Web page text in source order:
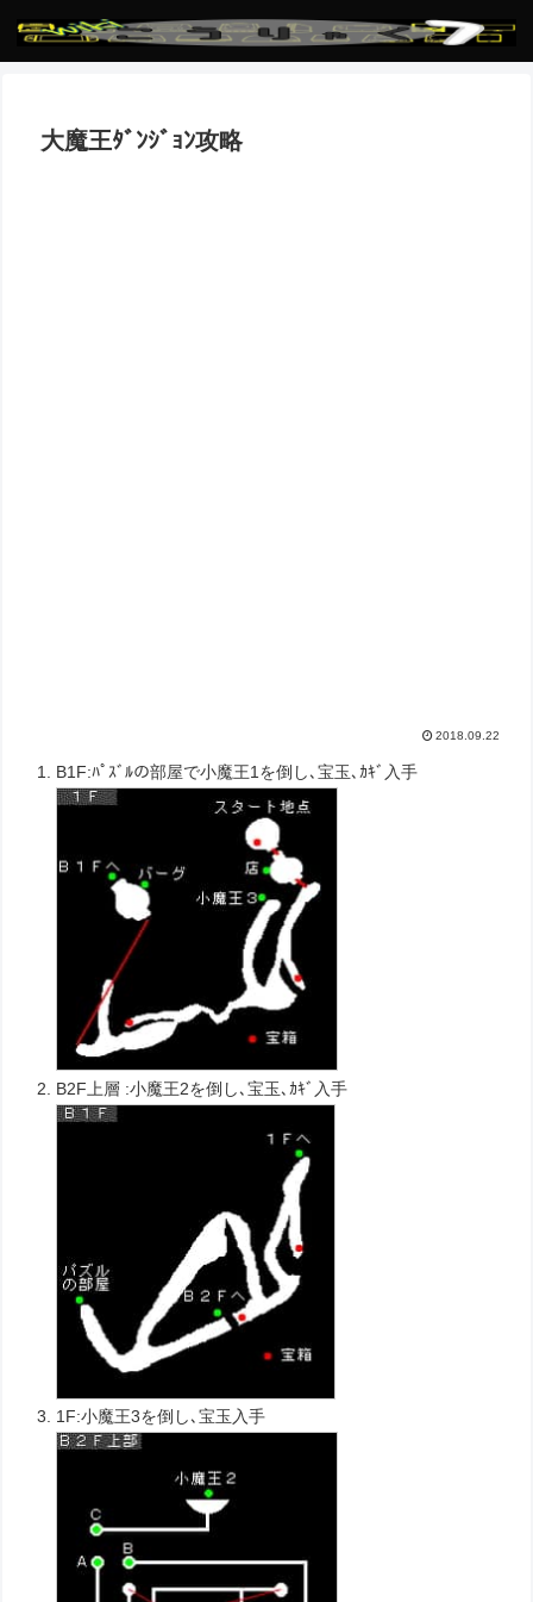
大魔王ﾀﾞﾝｼﾞｮﾝ攻略
2018.09.22
B1F:ﾊﾟｽﾞﾙの部屋で小魔王1を倒し､宝玉､ｶｷﾞ入手
B2F上層 :小魔王2を倒し､宝玉､ｶｷﾞ入手
1F:小魔王3を倒し､宝玉入手